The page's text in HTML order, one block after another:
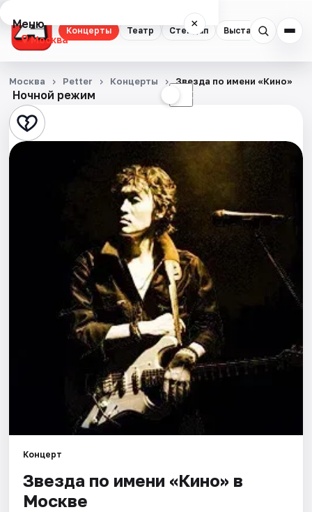
Концерты Театр Стендап Выставки
Меню ×
Москва
Концерты
Театр
Стендап
Ночной режим ☾
Москва Petter Концерты Звезда по имени «Кино»
Концерт
Звезда по имени «Кино» в
Москве